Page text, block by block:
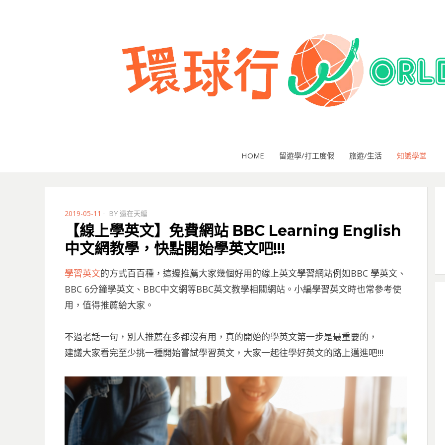
HOME 留遊學/打工度假 旅遊/生活 知識學堂
POSTED
ON
2019-05-11 BY 遠在天編
【線上學英文】免費網站 BBC Learning English
中文網教學，快點開始學英文吧!!!
學習英文的方式百百種，這邊推薦大家幾個好用的線上英文學習網站例如BBC 學英文、
BBC 6分鐘學英文、BBC中文網等BBC英文教學相關網站。小編學習英文時也常參考使
用，值得推薦給大家。
不過老話一句，別人推薦在多都沒有用，真的開始的學英文第一步是最重要的，
建議大家看完至少挑一種開始嘗試學習英文，大家一起往學好英文的路上邁進吧!!!